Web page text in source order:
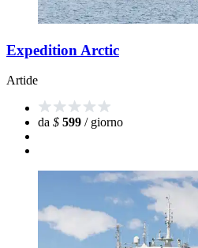
Expedition Arctic
Artide
da $ 599 / giorno